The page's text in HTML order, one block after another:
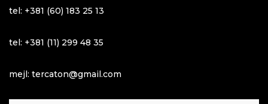
tel: +381 (60) 183 25 13
tel: +381 (11) 299 48 35
mejl: tercaton@gmail.com